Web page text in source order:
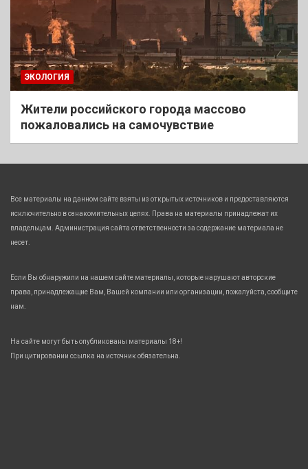
ЭКОЛОГИЯ
Жители российского города массово
пожаловались на самочувствие
Все материалы на данном сайте взяты из открытых источников и предоставляются
исключительно в ознакомительных целях. Права на материалы принадлежат их
владельцам. Администрация сайта ответственности за содержание материала не
несет.
Если Вы обнаружили на нашем сайте материалы, которые нарушают авторские
права, принадлежащие Вам, Вашей компании или организации, пожалуйста, сообщите
нам.
На сайте могут быть опубликованы материалы 18+!
При цитировании ссылка на источник обязательна.